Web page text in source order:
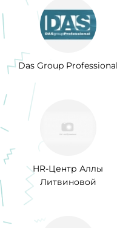
Das Group Professional
HR-Центр Аллы
Литвиновой